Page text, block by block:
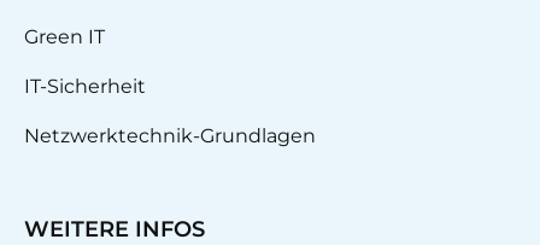
Green IT
IT-Sicherheit
Netzwerktechnik-Grundlagen
WEITERE INFOS